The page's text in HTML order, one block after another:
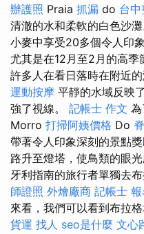
辦護照 Praia 抓漏 do 台
清澈的水和柔軟的白色沙灘
小麥中享受20多個令人印
尤其是在12月至2月的高季
許多人在看日落時在附近
運動按摩 平靜的水域反映
強了視線。 記帳士 作文 為
Morro 打掃阿姨價格 Do
帶著令人印象深刻的景點
路升至燈塔，使鳥類的眼
牙利指南的旅行者單獨去
師證照 外燴廠商 記帳士
來看，我們可以看到布拉
貨運 找人 seo是什麼 文心